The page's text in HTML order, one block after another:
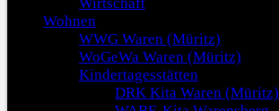
Wohnen
WWG Waren (Müritz)
WoGeWa Waren (Müritz)
Kindertagesstätten
DRK Kita Waren (Müritz)